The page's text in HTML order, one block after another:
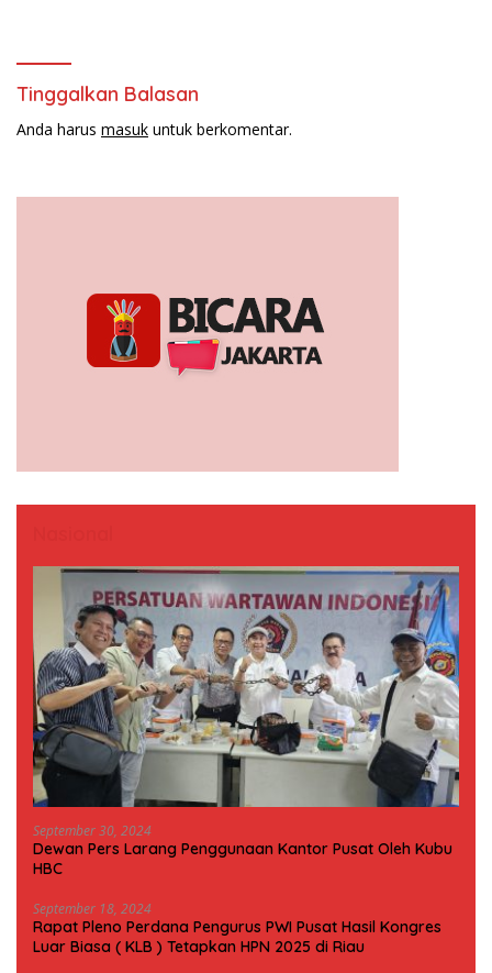
Tinggalkan Balasan
Anda harus masuk untuk berkomentar.
September 30, 2024
Dewan Pers Larang Penggunaan Kantor Pusat Oleh Kubu
HBC
September 18, 2024
Rapat Pleno Perdana Pengurus PWI Pusat Hasil Kongres
Luar Biasa ( KLB ) Tetapkan HPN 2025 di Riau